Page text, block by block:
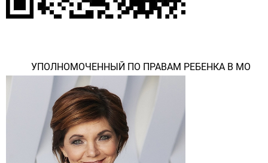
УПОЛНОМОЧЕННЫЙ ПО ПРАВАМ РЕБЕНКА В МО